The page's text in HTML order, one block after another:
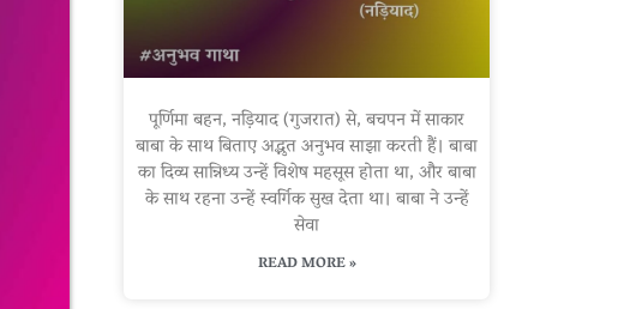
पूर्णिमा बहन, नड़ियाद (गुजरात) से, बचपन में साकार
बाबा के साथ बिताए अद्भुत अनुभव साझा करती हैं। बाबा
का दिव्य सान्निध्य उन्हें विशेष महसूस होता था, और बाबा
के साथ रहना उन्हें स्वर्गिक सुख देता था। बाबा ने उन्हें
सेवा
READ MORE »